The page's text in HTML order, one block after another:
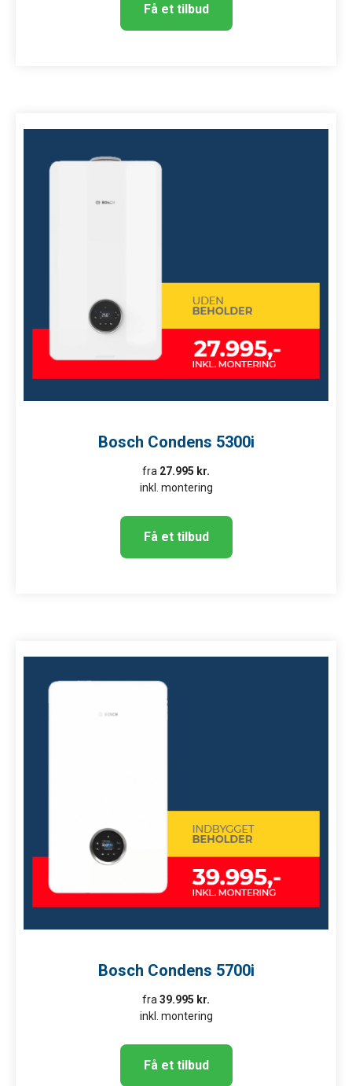
Få et tilbud
Bosch Condens 5300i​
fra 27.995 kr.
inkl. montering
Få et tilbud
Bosch Condens 5700i
fra 39.995 kr.
inkl. montering
Få et tilbud